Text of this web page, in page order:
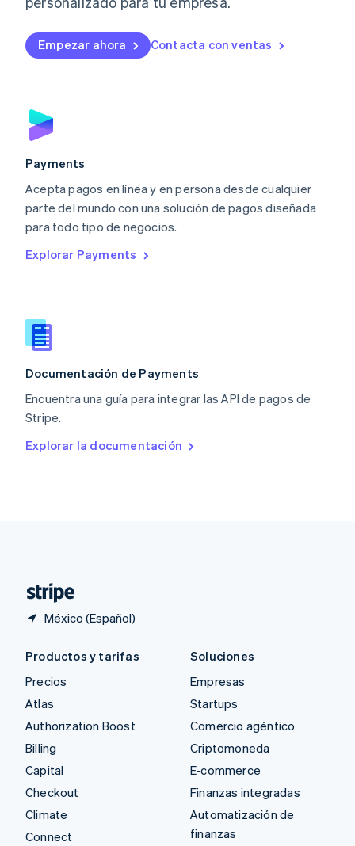
Empezar ahora Contacta con ventas
Payments
Acepta pagos en línea y en persona desde cualquier
parte del mundo con una solución de pagos diseñada
para todo tipo de negocios.
Explorar Payments
Documentación de Payments
Encuentra una guía para integrar las API de pagos de
Stripe.
Explorar la documentación
México (Español)
DeutschEnglish
English
Luxemburgo
Malta
English
Español
English
Nueva Zelandia
English
NederlandsEnglish
Português
RAE de Hong Kong, China
Reino Unido
República Checa
English
English
Productos y tarifas
Precios
Atlas
Authorization Boost
Billing
Capital
Checkout
Climate
Connect
Soluciones
Empresas
Startups
Comercio agéntico
Criptomoneda
E-commerce
Finanzas integradas
Automatización de
finanzas